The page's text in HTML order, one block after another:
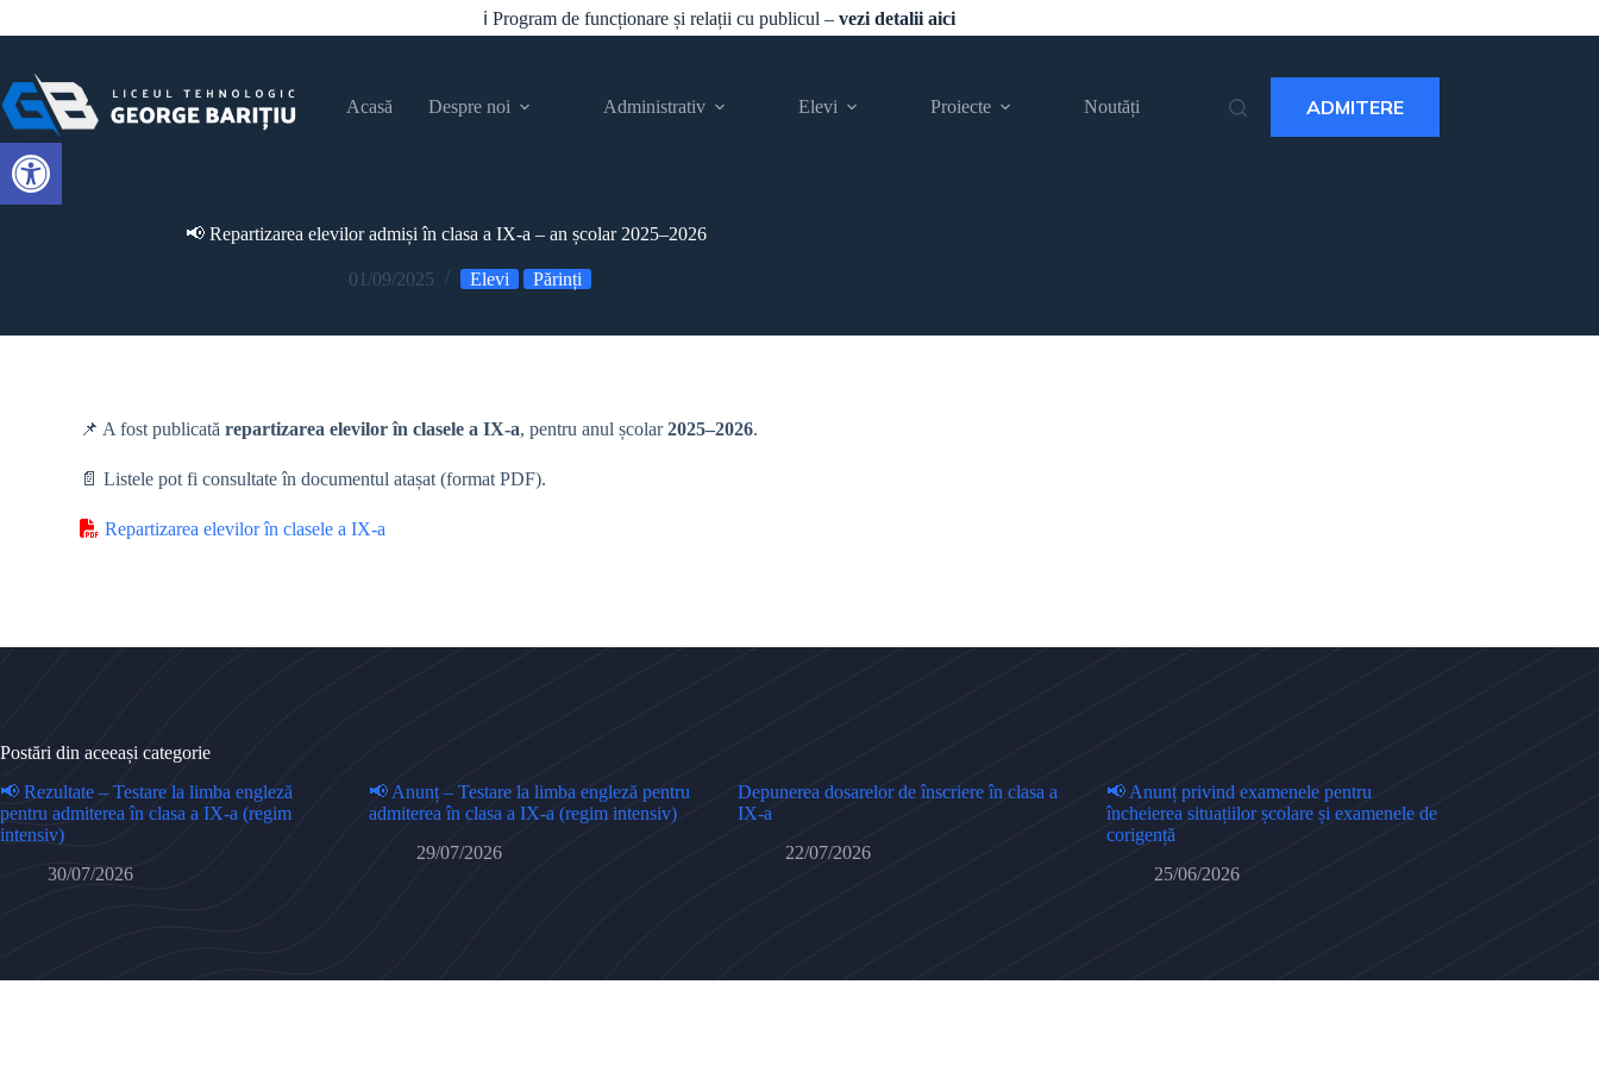
Open toolbar
ℹ️ Program de funcționare și relații cu publicul –vezi detalii aici
Acasă Despre noi Administrativ Elevi Proiecte Noutăți ADMITERE
📢 Repartizarea elevilor admiși în clasa a IX-a – an școlar 2025–2026
01/09/2025 Elevi Părinți
📌 A fost publicatărepartizarea elevilor în clasele a IX-a, pentru anul școlar2025–2026.
📄 Listele pot fi consultate în documentul atașat (format PDF).
Repartizarea elevilor în clasele a IX-a
Postări din aceeași categorie
📢 Rezultate – Testare la limba engleză
pentru admiterea în clasa a IX-a (regim
intensiv)
30/07/2026
📢 Anunț – Testare la limba engleză pentru
admiterea în clasa a IX-a (regim intensiv)
29/07/2026
Depunerea dosarelor de înscriere în clasa a
IX-a
22/07/2026
📢 Anunț privind examenele pentru
încheierea situațiilor școlare și examenele de
corigență
25/06/2026